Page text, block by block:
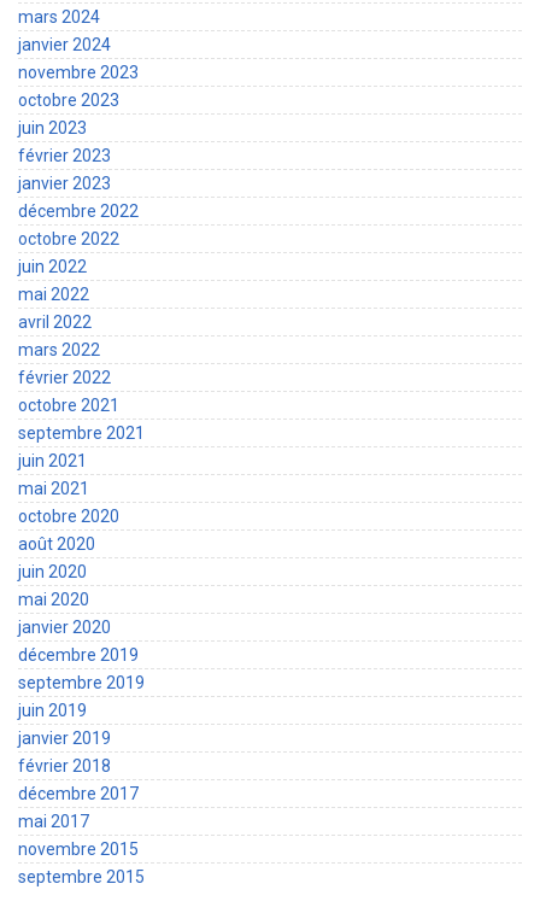
mars 2024
janvier 2024
novembre 2023
octobre 2023
juin 2023
février 2023
janvier 2023
décembre 2022
octobre 2022
juin 2022
mai 2022
avril 2022
mars 2022
février 2022
octobre 2021
septembre 2021
juin 2021
mai 2021
octobre 2020
août 2020
juin 2020
mai 2020
janvier 2020
décembre 2019
septembre 2019
juin 2019
janvier 2019
février 2018
décembre 2017
mai 2017
novembre 2015
septembre 2015